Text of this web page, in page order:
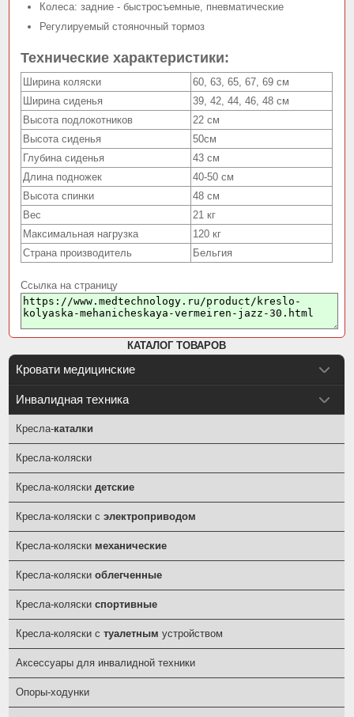
Колеса: задние - быстросъемные, пневматические
Регулируемый стояночный тормоз
Технические характеристики:
Ширина коляски
60, 63, 65, 67, 69 см
Ширина сиденья
39, 42, 44, 46, 48 см
Высота подлокотников
22 см
Высота сиденья
50см
Глубина сиденья
43 см
Длина подножек
40-50 см
Высота спинки
48 см
Вес
21 кг
Максимальная нагрузка
120 кг
Страна производитель
Бельгия
Ссылка на страницу
КАТАЛОГ ТОВАРОВ
Кровати медицинские
Инвалидная техника
Кресла-каталки
Кресла-коляски
Кресла-коляскидетские
Кресла-коляски сэлектроприводом
Кресла-коляски механические
Кресла-коляскиоблегченные
Кресла-коляскиспортивные
Кресла-коляски стуалетным устройством
Аксессуары для инвалидной техники
Опоры-ходунки